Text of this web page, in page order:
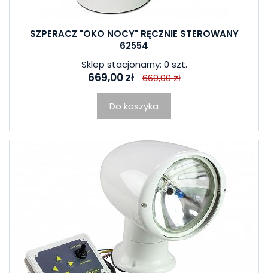
SZPERACZ "OKO NOCY" RĘCZNIE STEROWANY
62554
Sklep stacjonarny: 0 szt.
669,00 zł 669,00 zł
Do koszyka